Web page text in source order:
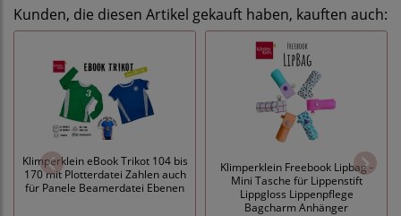
Kunden, die diesen Artikel gekauft haben, kauften auch:
Klimperklein eBook Trikot 104 bis
170 mit Plotterdatei Zahlen auch
für Panele Beamerdatei Ebenen
Klimperklein Freebook Lipbag -
Mini Tasche für Lippenstift
Lippgloss Lippenpflege
Bagcharm Anhänger